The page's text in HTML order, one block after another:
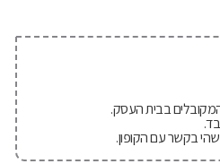
בבית העסק.
בקשר עם הקופון.